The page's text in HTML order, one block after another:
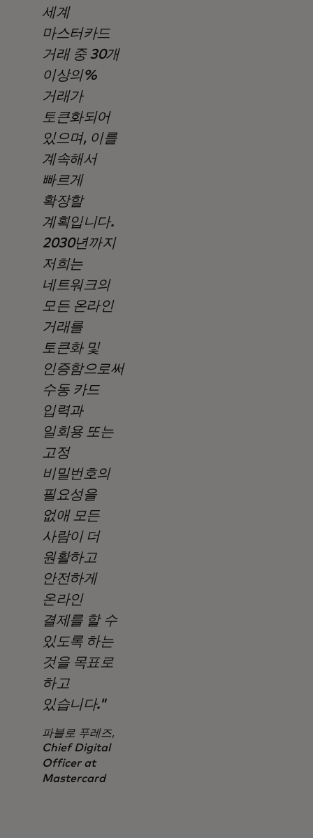
세계
마스터카드
거래 중 30개
이상의%
거래가
토큰화되어
있으며, 이를
계속해서
빠르게
확장할
계획입니다.
2030년까지
저희는
네트워크의
모든 온라인
거래를
토큰화 및
인증함으로써
수동 카드
입력과
일회용 또는
고정
비밀번호의
필요성을
없애 모든
사람이 더
원활하고
안전하게
온라인
결제를 할 수
있도록 하는
것을 목표로
하고
있습니다."
파블로 푸레즈,
Chief Digital
Officer at
Mastercard